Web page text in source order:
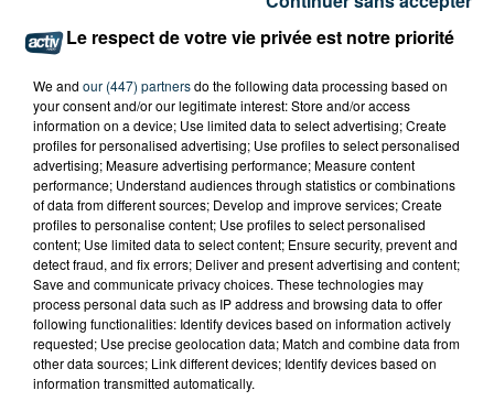
L’ASSE RÉDUIT FACE À SOCHAUX, UNE
Le respect de votre vie privée est notre priorité
We and our (447) partnersdo the following data processing based on
your consent and/or our legitimate interest: Store and/or access
information on a device; Use limited data to select advertising; Create
profiles for personalised advertising; Use profiles to select personalised
advertising; Measure advertising performance; Measure content
performance; Understand audiences through statistics or combinations
of data from different sources; Develop and improve services; Create
profiles to personalise content; Use profiles to select personalised
content; Use limited data to select content; Ensure security, prevent and
detect fraud, and fix errors; Deliver and present advertising and content;
Save and communicate privacy choices. These technologies may
process personal data such as IP address and browsing data to offer
following functionalities: Identify devices based on information actively
requested; Use precise geolocation data; Match and combine data from
other data sources; Link different devices; Identify devices based on
information transmitted automatically.